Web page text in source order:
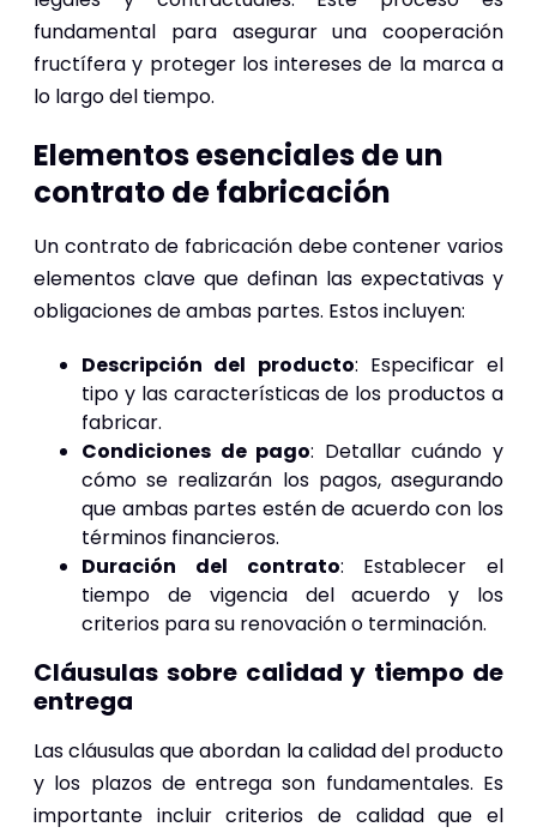
fundamental para asegurar una cooperación
fructífera y proteger los intereses de la marca a
lo largo del tiempo.
Elementos esenciales de un
contrato de fabricación
Un contrato de fabricación debe contener varios
elementos clave que definan las expectativas y
obligaciones de ambas partes. Estos incluyen:
Descripción del producto: Especificar el
tipo y las características de los productos a
fabricar.
Condiciones de pago: Detallar cuándo y
cómo se realizarán los pagos, asegurando
que ambas partes estén de acuerdo con los
términos financieros.
Duración del contrato: Establecer el
tiempo de vigencia del acuerdo y los
criterios para su renovación o terminación.
Cláusulas sobre calidad y tiempo de
entrega
Las cláusulas que abordan la calidad del producto
y los plazos de entrega son fundamentales. Es
importante incluir criterios de calidad que el